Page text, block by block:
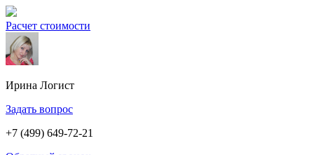
Расчет стоимости
Ирина Логист
Задать вопрос
+7 (499) 649-72-21